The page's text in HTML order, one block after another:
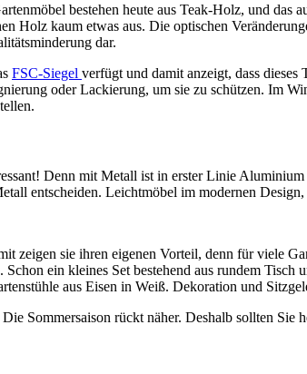
bestehen heute aus Teak-Holz, und das
Holz kaum etwas aus. Die optischen
dar.
FSC-Siegel verfügt und damit anzeigt, dass
oder Lackierung, um sie zu schützen. Im
Denn mit Metall ist in erster Linie
entscheiden. Leichtmöbel im modernen
zeigen sie ihren eigenen Vorteil, denn für viele
ein kleines Set bestehend aus rundem Tisch
aus Eisen in Weiß. Dekoration und
Sommersaison rückt näher. Deshalb sollten